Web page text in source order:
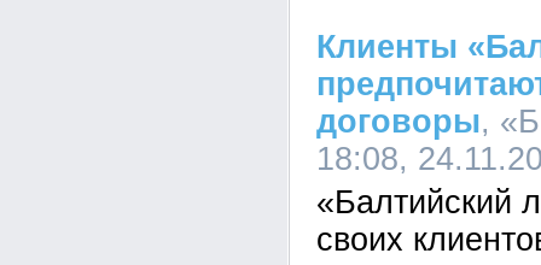
Клиенты
договоры,
18:08,
«Балтийский
своих